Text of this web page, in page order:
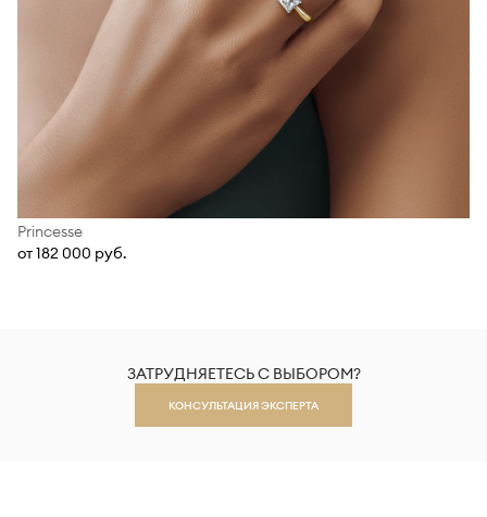
Princesse
от 182 000 руб.
ЗАТРУДНЯЕТЕСЬ С ВЫБОРОМ?
КОНСУЛЬТАЦИЯ ЭКСПЕРТА